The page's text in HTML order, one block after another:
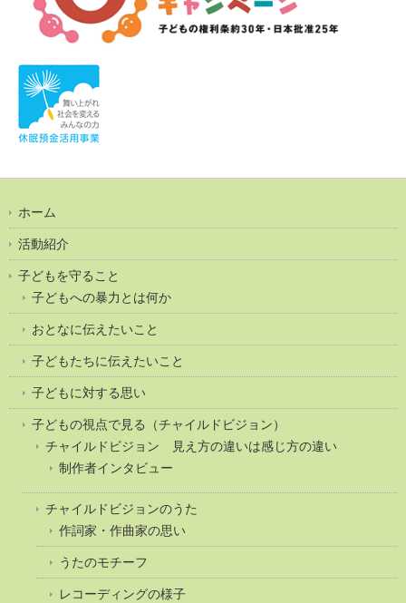
ホーム
活動紹介
子どもを守ること
子どもへの暴力とは何か
おとなに伝えたいこと
子どもたちに伝えたいこと
子どもに対する思い
子どもの視点で見る（チャイルドビジョン）
チャイルドビジョン 見え方の違いは感じ方の違い
制作者インタビュー
チャイルドビジョンのうた
作詞家・作曲家の思い
うたのモチーフ
レコーディングの様子